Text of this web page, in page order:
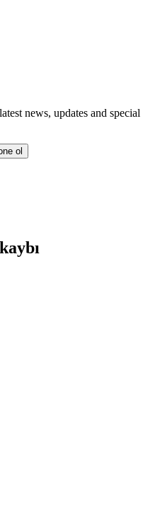
news, updates and special
ol